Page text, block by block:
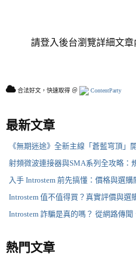
請登入後台瀏覽詳細文章
合法好文，快速取得 ＠ ContentParty
最新文章
《無期迷途》全新主線「蒼藍穹頂」
射頻微波連接器與SMA系列全攻略：
入手 Introstem 前先搞懂：價格與選購
Introstem 值不值得買？真實評價與選
Introstem 詐騙是真的嗎？ 從網路傳
熱門文章